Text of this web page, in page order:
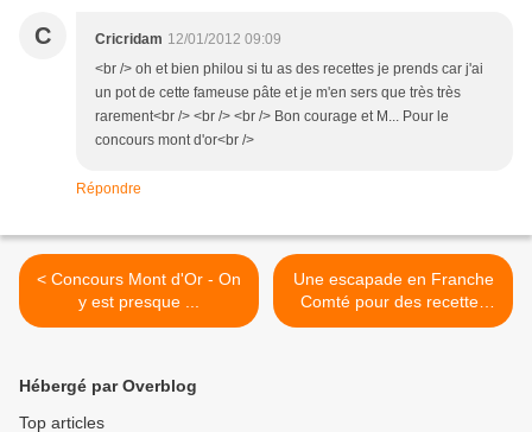
C Cricridam 12/01/2012 09:09
<br /> oh et bien philou si tu as des recettes je prends car j'ai
un pot de cette fameuse pâte et je m'en sers que très très
rarement<br /> <br /> <br /> Bon courage et M... Pour le
concours mont d'or<br />
Répondre
< Concours Mont d'Or - On
y est presque ...
Une escapade en Franche
Comté pour des recettes
très savoureuses >
Hébergé par Overblog
Top articles